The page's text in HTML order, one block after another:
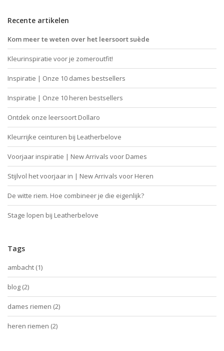
Recente artikelen
Kom meer te weten over het leersoort suède
Kleurinspiratie voor je zomeroutfit!
Inspiratie | Onze 10 dames bestsellers
Inspiratie | Onze 10 heren bestsellers
Ontdek onze leersoort Dollaro
Kleurrijke ceinturen bij Leatherbelove
Voorjaar inspiratie | New Arrivals voor Dames
Stijlvol het voorjaar in | New Arrivals voor Heren
De witte riem. Hoe combineer je die eigenlijk?
Stage lopen bij Leatherbelove
Tags
ambacht (1)
blog (2)
dames riemen (2)
heren riemen (2)